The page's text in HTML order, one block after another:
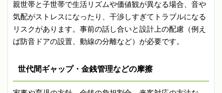
親世帯と子世帯で生活リズムや価値観が異なる場合、音や
気配がストレスになったり、干渉しすぎてトラブルになる
リスクがあります。事前の話し合いと設計上の配慮（例え
ば防音ドアの設置、動線の分離など）が必要です。
世代間ギャップ・金銭管理などの摩擦